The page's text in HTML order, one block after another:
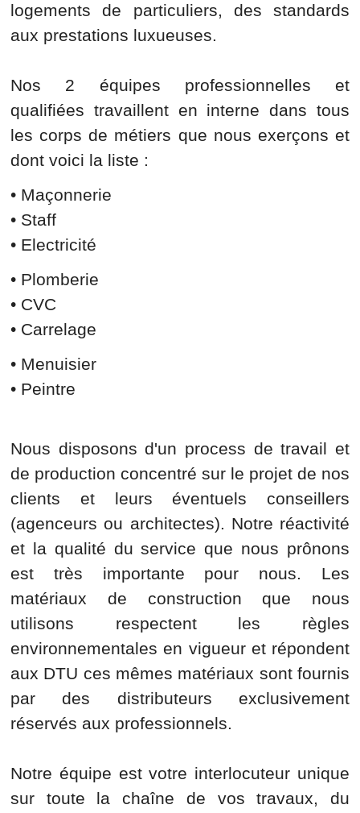
logements de particuliers, des standards
aux prestations luxueuses.
Nos 2 équipes professionnelles et
qualifiées travaillent en interne dans tous
les corps de métiers que nous exerçons et
dont voici la liste :
• Maçonnerie
• Staff
• Electricité
• Plomberie
• CVC
• Carrelage
• Menuisier
• Peintre
Nous disposons d'un process de travail et
de production concentré sur le projet de nos
clients et leurs éventuels conseillers
(agenceurs ou architectes). Notre réactivité
et la qualité du service que nous prônons
est très importante pour nous. Les
matériaux de construction que nous
utilisons respectent les règles
environnementales en vigueur et répondent
aux DTU ces mêmes matériaux sont fournis
par des distributeurs exclusivement
réservés aux professionnels.
Notre équipe est votre interlocuteur unique
sur toute la chaîne de vos travaux, du